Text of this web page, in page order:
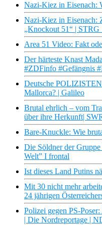
Nazi-Kiez in Eisenach:
Nazi-Kiez in Eisenach:
„Knockout 51“ |
Area 51 Video: Fakt
Der härteste Knast
#ZDFinfo #Gefängnis
Deutsche
Mallorca? | Galileo
Brutal ehrlich – vom
über ihre Herkunft|
Bare-Knuckle: Wie
Die Söldner der
Welt” I frontal
Ist dieses Land Putins
Mit 30 nicht mehr
24 jährigen
Polizei gegen PS-
| Die Nordreportage |